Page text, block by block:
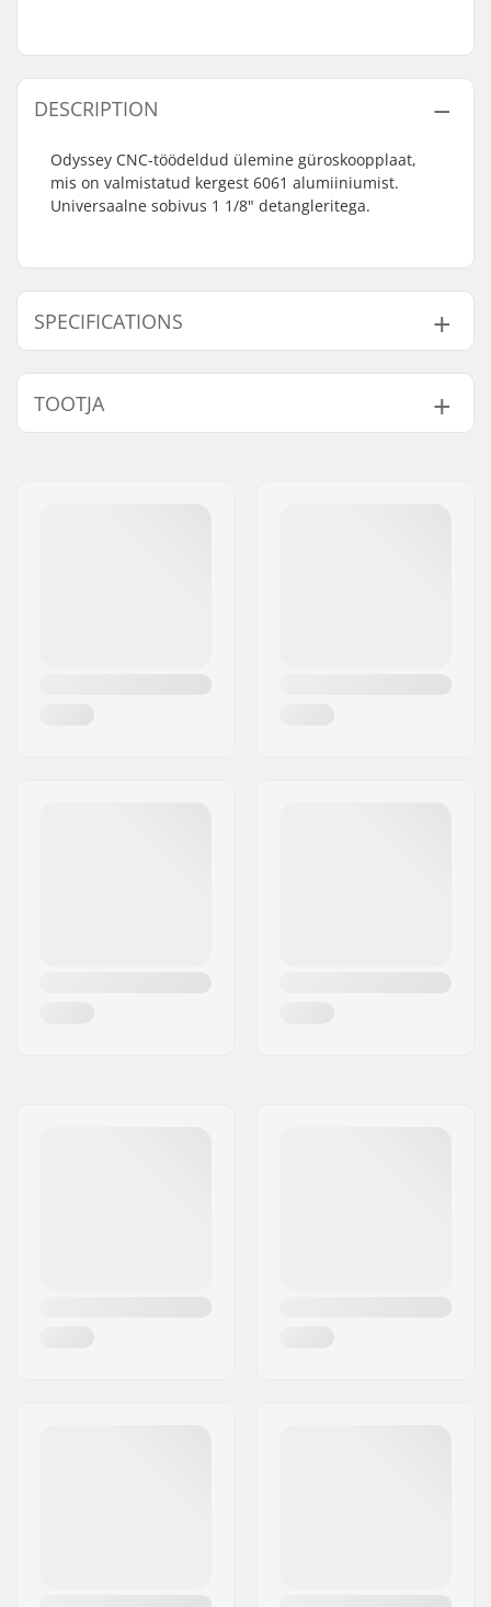
DESCRIPTION
Odyssey CNC-töödeldud ülemine güroskoopplaat,
mis on valmistatud kergest 6061 alumiiniumist.
Universaalne sobivus 1 1/8" detangleritega.
SPECIFICATIONS
Gyro pidurite ühilduv:
Yes
Kaal:
TOOTJA